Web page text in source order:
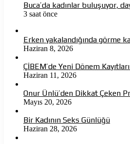
Buca’da kadınlar buluşuyor,
3 saat önce
Erken yakalandığında görme
Haziran 8, 2026
ÇİBEM’de Yeni Dönem
Haziran 11, 2026
Onur Ünlü’den Dikkat Çeken
Mayıs 20, 2026
Bir Kadının Seks Günlüğü
Haziran 28, 2026